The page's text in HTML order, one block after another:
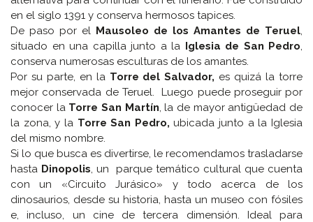
en el siglo 1391 y conserva hermosos tapices.
De paso por el Mausoleo de los Amantes de Teruel
situado en una capilla junto a la Iglesia de San Pedro
conserva numerosas esculturas de los amantes.
Por su parte, en la Torre del Salvador, es quizá la torre
mejor conservada de Teruel. Luego puede proseguir por
conocer la Torre San Martín , la de mayor antigüedad de
la zona, y la Torre San Pedro, ubicada junto a la Iglesia
del mismo nombre.
Si lo que busca es divertirse, le recomendamos trasladarse
hasta Dinopolis , un parque temático cultural que cuenta
con un «Circuito Jurásico» y todo acerca de los
dinosaurios, desde su historia, hasta un museo con fósiles
e, incluso, un cine de tercera dimensión. Ideal para